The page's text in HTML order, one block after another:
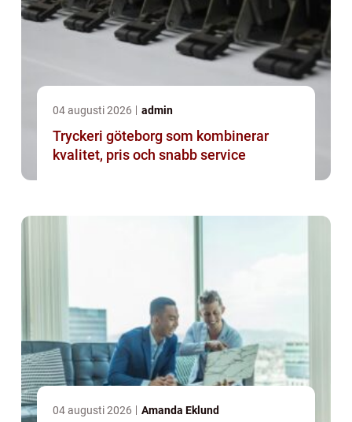
04 augusti 2026 admin
Tryckeri göteborg som kombinerar
kvalitet, pris och snabb service
04 augusti 2026 Amanda Eklund